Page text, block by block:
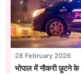
28 February 2026
भोपाल में नौकरी छूटने के